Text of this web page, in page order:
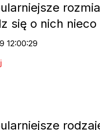
się o nich nieco
12:00:29